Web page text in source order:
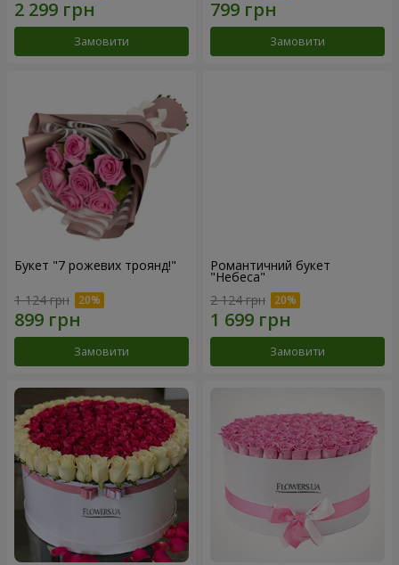
Замовити Замовити
Букет "7 рожевих троянд!"
1 124 грн
Замовити
Романтичний букет
"Небеса"
2 124 грн
Замовити